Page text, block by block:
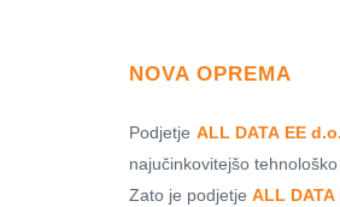
NOVA OPREMA
Podjetje ALL DATA EE
najučinkovitejšo
Zato je podjetje ALL DATA